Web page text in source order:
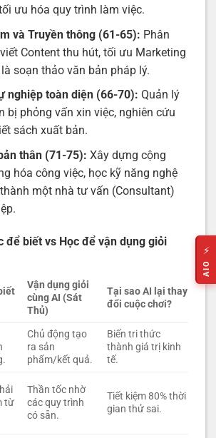
ưu hóa quy trình làm việc.
và Truyền thông (61-65): Phân
Content thu hút, tối ưu Marketing
soạn thảo văn bản pháp lý.
nghiệp toàn diện (66-70): Quản lý
bị phỏng vấn xin việc, nghiên cứu
sách xuất bản.
thân (71-75): Xây dựng cộng
hóa công việc, học kỹ năng nghệ
một nhà tư vấn (Consultant)
để biết vs Học để vận dụng giỏi
Vận dụng giỏi
cùng AI (Sát
Thủ)
Tại sao AI lại thay
đổi cuộc chơi?
Chủ động tạo
ra sản
phẩm/kết quả.
Biến tri thức
thành giá trị kinh
tế.
từ
Thần tốc nhờ
các quy trình
có sẵn.
Tiết kiệm 80% thời
gian thử sai.
⚡
AIO